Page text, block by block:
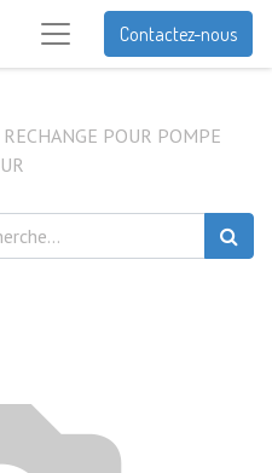
Contactez-nous
POUR POMPE